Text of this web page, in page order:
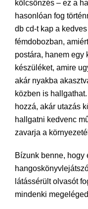
kölcsönzés – ez a
hasonlóan fog
db cd-t kap a
fémdobozban,
postára, hanem egy
készüléket, amire
akár nyakba
közben is
hozzá, akár utazás
hallgatni kedvenc
zavarja a
Bízunk benne, hogy
látássérült olvasót
mindenki